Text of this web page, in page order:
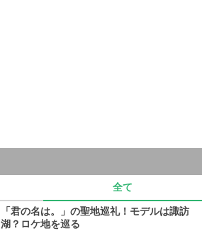
全て
「君の名は。」の聖地巡礼！モデルは諏訪
湖？ロケ地を巡る